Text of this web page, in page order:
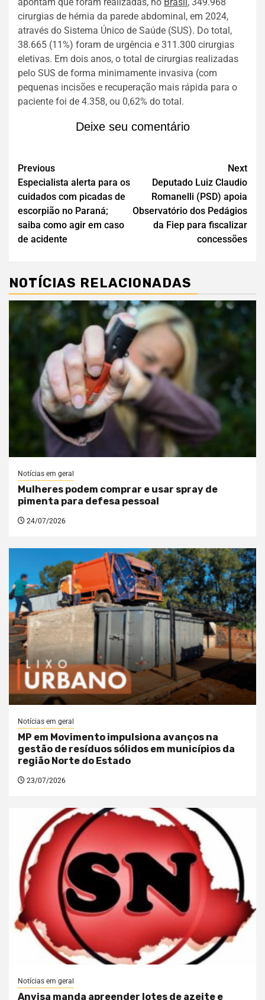
cirurgias de hérnia da parede abdominal, em 2024,
através do Sistema Único de Saúde (SUS). Do total,
38.665 (11%) foram de urgência e 311.300 cirurgias
eletivas. Em dois anos, o total de cirurgias realizadas
pelo SUS de forma minimamente invasiva (com
pequenas incisões e recuperação mais rápida para o
paciente foi de 4.358, ou 0,62% do total.
Deixe seu comentário
Previous
Especialista alerta para os
cuidados com picadas de
escorpião no Paraná;
saiba como agir em caso
de acidente
Next
Deputado Luiz Claudio
Romanelli (PSD) apoia
Observatório dos Pedágios
da Fiep para fiscalizar
concessões
NOTÍCIAS RELACIONADAS
Notícias em geral
Mulheres podem comprar e usar spray de
pimenta para defesa pessoal
24/07/2026
Notícias em geral
MP em Movimento impulsiona avanços na
gestão de resíduos sólidos em municípios da
região Norte do Estado
23/07/2026
Notícias em geral
Anvisa manda apreender lotes de azeite e